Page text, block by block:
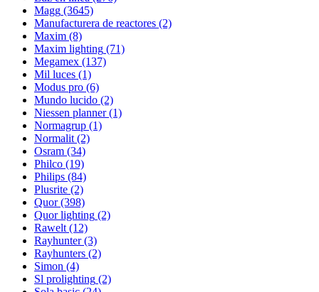
Magg (3645)
Manufacturera de reactores (2)
Maxim (8)
Maxim lighting (71)
Megamex (137)
Mil luces (1)
Modus pro (6)
Mundo lucido (2)
Niessen planner (1)
Normagrup (1)
Normalit (2)
Osram (34)
Philco (19)
Philips (84)
Plusrite (2)
Quor (398)
Quor lighting (2)
Rawelt (12)
Rayhunter (3)
Rayhunters (2)
Simon (4)
Sl prolighting (2)